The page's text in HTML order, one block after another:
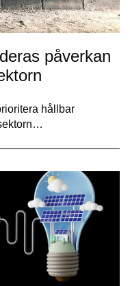
påverkan
hållbar